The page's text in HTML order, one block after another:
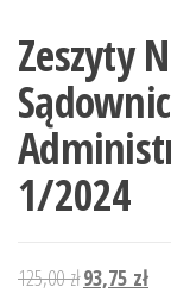
Zeszyty
1/2024
125,00złPierwotna
93,75 zł